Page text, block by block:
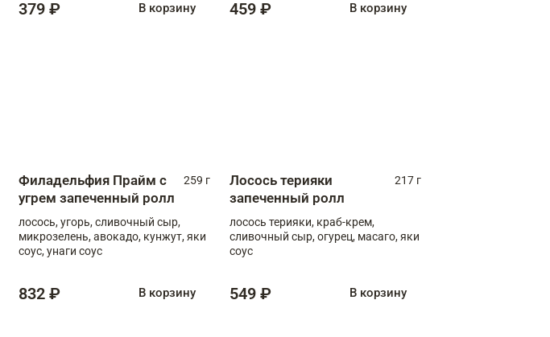
379 ₽ В корзину 459 ₽ В корзину
Филадельфия Прайм с
угрем запеченный ролл
259 г
лосось, угорь, сливочный сыр,
микрозелень, авокадо, кунжут, яки
соус, унаги соус
832 ₽ В корзину
Лосось терияки
запеченный ролл
217 г
лосось терияки, краб-крем,
сливочный сыр, огурец, масаго, яки
соус
549 ₽ В корзину